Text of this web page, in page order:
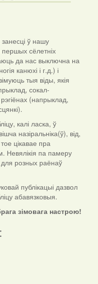
ў нашу
сёлетніх
да нас выключна на
канюхі і г.д.) і
тыя віды, якія
сокал-
(напрыклад,
калі ласка, ў
назіральніка(ў), від,
цікавае пра
Невялікія па памеру
для розных раёнаў
публікацыі дазвол
абавязковыя.
зімовага настрою!